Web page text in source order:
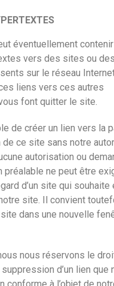
éventuellement
vers des sites ou des
sur le réseau
liens vers ces autres
font quitter le site.
de créer un lien vers la
ce site sans notre
autorisation ou
préalable ne peut être
d’un site qui
site. Il convient
site dans une nouvelle
nous réservons le
d’un lien que